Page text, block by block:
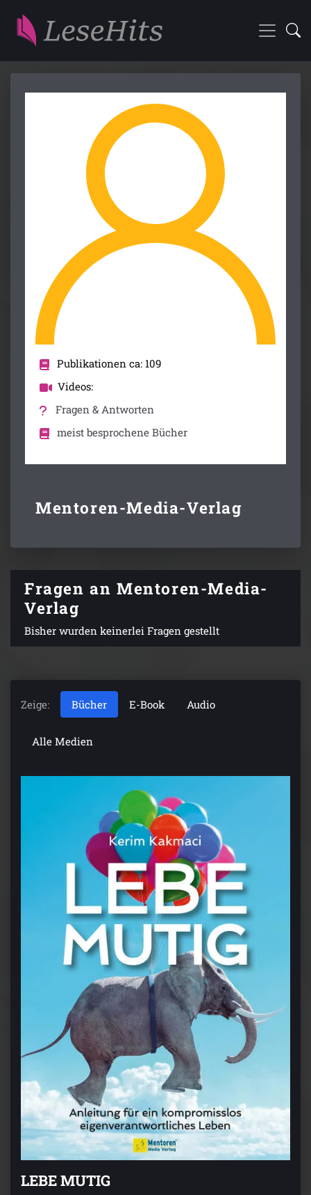
Publikationen ca: 109
Videos:
Fragen & Antworten
meist besprochene Bücher
Mentoren-Media-Verlag
Fragen an Mentoren-Media-
Verlag
Bisher wurden keinerlei Fragen gestellt
Zeige: Bücher E-Book Audio
Alle Medien
LEBE MUTIG